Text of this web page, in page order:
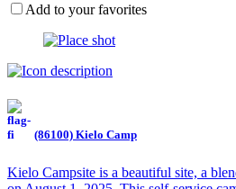
Add to your favorites
(86100) Kielo Camp
Kielo Campsite is a beautiful site, a